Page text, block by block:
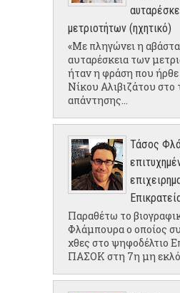
μετριοτήτων (ηχητικό)
«Με πληγώνει η
αυταρέσκεια των
ήταν η φράση που
Νίκου Αλιβιζάτου στο
απάντησης...
Τάσος
Παραθέτω το
Φλάμπουρα ο οποίος
χθες στο ψηφοδέλτιο
ΠΑΣΟΚ στη 7η μη